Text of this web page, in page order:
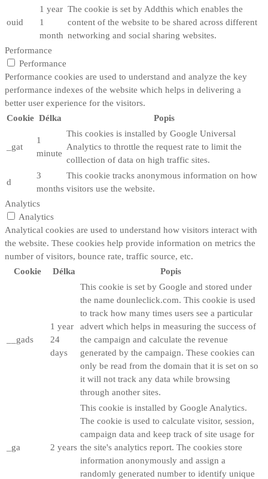
ouid
1 year
1
month
The cookie is set by Addthis which enables the
content of the website to be shared across different
networking and social sharing websites.
Performance
Performance
Performance cookies are used to understand and analyze the key
performance indexes of the website which helps in delivering a
better user experience for the visitors.
Cookie Délka Popis
_gat
1
minute
This cookies is installed by Google Universal
Analytics to throttle the request rate to limit the
colllection of data on high traffic sites.
d
3
months
This cookie tracks anonymous information on how
visitors use the website.
Analytics
Analytics
Analytical cookies are used to understand how visitors interact with
the website. These cookies help provide information on metrics the
number of visitors, bounce rate, traffic source, etc.
Cookie
Délka Popis
__gads
1 year
24
days
This cookie is set by Google and stored under
the name dounleclick.com. This cookie is used
to track how many times users see a particular
advert which helps in measuring the success of
the campaign and calculate the revenue
generated by the campaign. These cookies can
only be read from the domain that it is set on so
it will not track any data while browsing
through another sites.
_ga 2 years
This cookie is installed by Google Analytics.
The cookie is used to calculate visitor, session,
campaign data and keep track of site usage for
the site's analytics report. The cookies store
information anonymously and assign a
randomly generated number to identify unique